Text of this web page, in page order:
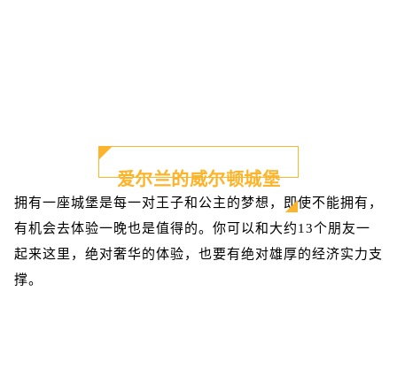
爱尔兰的威尔顿城堡
拥有一座城堡是每一对王子和公主的梦想，即使不能拥有，
有机会去体验一晚也是值得的。你可以和大约13个朋友一
起来这里，绝对奢华的体验，也要有绝对雄厚的经济实力支
撑。